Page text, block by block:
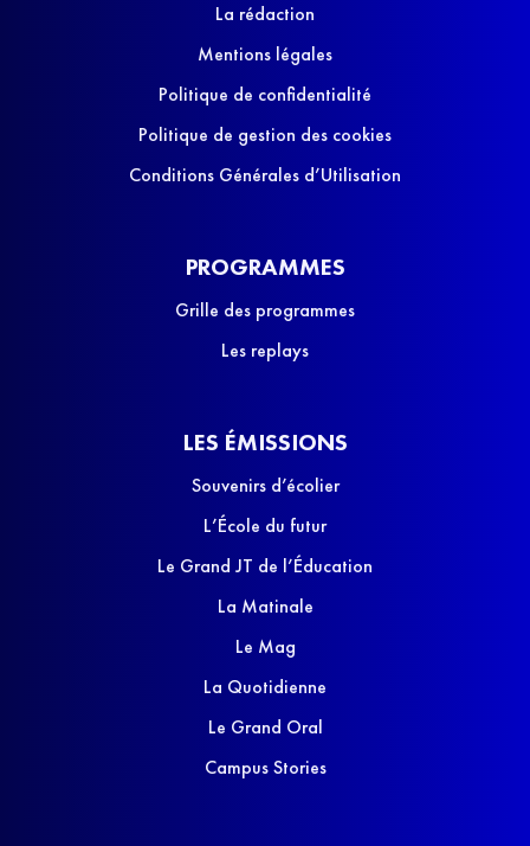
La rédaction
Mentions légales
Politique de confidentialité
Politique de gestion des cookies
Conditions Générales d’Utilisation
PROGRAMMES
Grille des programmes
Les replays
LES ÉMISSIONS
Souvenirs d’écolier
L’École du futur
Le Grand JT de l’Éducation
La Matinale
Le Mag
La Quotidienne
Le Grand Oral
Campus Stories